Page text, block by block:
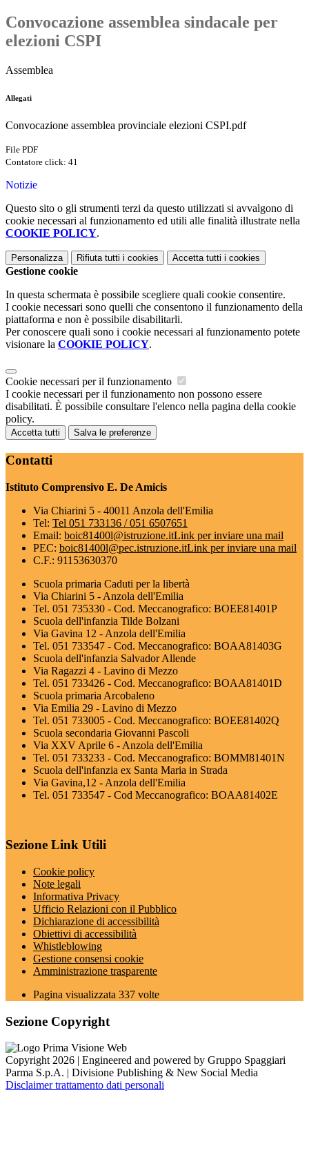
Convocazione assemblea sindacale per
elezioni CSPI
Assemblea
Allegati
Convocazione assemblea provinciale elezioni CSPI.pdf
File PDF
Contatore click: 41
Notizie
Questo sito o gli strumenti terzi da questo utilizzati si avvalgono di
cookie necessari al funzionamento ed utili alle finalità illustrate nella
COOKIE POLICY.
Personalizza Rifiuta tutti i cookies Accetta tutti i cookies
Gestione cookie
In questa schermata è possibile scegliere quali cookie consentire.
I cookie necessari sono quelli che consentono il funzionamento della
piattaforma e non è possibile disabilitarli.
Per conoscere quali sono i cookie necessari al funzionamento potete
visionare la COOKIE POLICY.
Cookie necessari per il funzionamento
I cookie necessari per il funzionamento non possono essere
disabilitati. È possibile consultare l'elenco nella pagina della cookie
policy.
Accetta tutti Salva le preferenze
Contatti
Istituto Comprensivo E. De Amicis
Via Chiarini 5 - 40011 Anzola dell'Emilia
Tel: Tel 051 733136 / 051 6507651
Email: boic81400l@istruzione.itLink per inviare una mail
PEC: boic81400l@pec.istruzione.itLink per inviare una mail
C.F.: 91153630370
Scuola primaria Caduti per la libertà
Via Chiarini 5 - Anzola dell'Emilia
Tel. 051 735330 - Cod. Meccanografico: BOEE81401P
Scuola dell'infanzia Tilde Bolzani
Via Gavina 12 - Anzola dell'Emilia
Tel. 051 733547 - Cod. Meccanografico: BOAA81403G
Scuola dell'infanzia Salvador Allende
Via Ragazzi 4 - Lavino di Mezzo
Tel. 051 733426 - Cod. Meccanografico: BOAA81401D
Scuola primaria Arcobaleno
Via Emilia 29 - Lavino di Mezzo
Tel. 051 733005 - Cod. Meccanografico: BOEE81402Q
Scuola secondaria Giovanni Pascoli
Via XXV Aprile 6 - Anzola dell'Emilia
Tel. 051 733233 - Cod. Meccanografico: BOMM81401N
Scuola dell'infanzia ex Santa Maria in Strada
Via Gavina,12 - Anzola dell'Emilia
Tel. 051 733547 - Cod Meccanografico: BOAA81402E
Sezione Link Utili
Cookie policy
Note legali
Informativa Privacy
Ufficio Relazioni con il Pubblico
Dichiarazione di accessibilità
Obiettivi di accessibilità
Whistleblowing
Gestione consensi cookie
Amministrazione trasparente
Pagina visualizzata 337 volte
Sezione Copyright
Copyright 2026 | Engineered and powered by Gruppo Spaggiari
Parma S.p.A. | Divisione Publishing & New Social Media
Disclaimer trattamento dati personali